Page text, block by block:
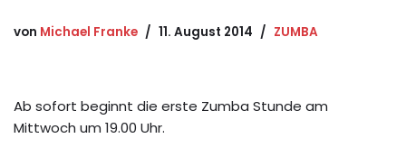
von Michael Franke 11. August 2014 ZUMBA
Ab sofort beginnt die erste Zumba Stunde am
Mittwoch um 19.00 Uhr.